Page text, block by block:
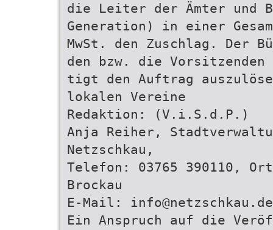
die Leiter der Ämter und
Generation) in einer
MwSt. den Zuschlag. Der
den bzw. die Vorsitzenden
tigt den Auftrag
lokalen Vereine
Redaktion: (V.i.S.d.P.)
Anja Reiher,
Netzschkau,
Telefon: 03765 390110,
Brockau
E-Mail: info@netzschkau.de
Ein Anspruch auf die